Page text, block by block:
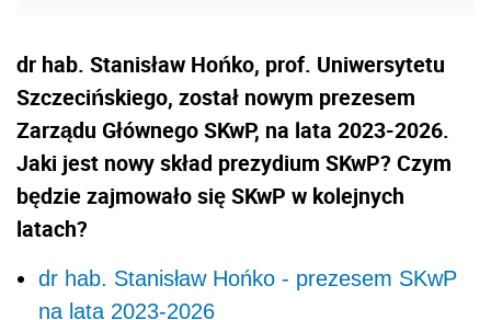
dr hab. Stanisław Hońko, prof. Uniwersytetu
Szczecińskiego, został nowym prezesem
Zarządu Głównego SKwP, na lata 2023-2026.
Jaki jest nowy skład prezydium SKwP? Czym
będzie zajmowało się SKwP w kolejnych
latach?
dr hab. Stanisław Hońko - prezesem SKwP
na lata 2023-2026